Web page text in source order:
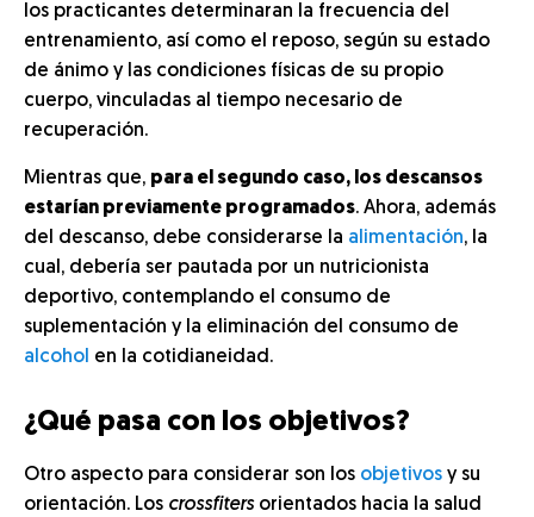
los practicantes determinaran la frecuencia del
entrenamiento, así como el reposo, según su estado
de ánimo y las condiciones físicas de su propio
cuerpo, vinculadas al tiempo necesario de
recuperación.
Mientras que, para el segundo caso, los descansos
estarían previamente programados. Ahora, además
del descanso, debe considerarse la alimentación, la
cual, debería ser pautada por un nutricionista
deportivo, contemplando el consumo de
suplementación y la eliminación del consumo de
alcohol en la cotidianeidad.
¿Qué pasa con los objetivos?
Otro aspecto para considerar son los objetivos y su
orientación. Los crossfiters orientados hacia la salud